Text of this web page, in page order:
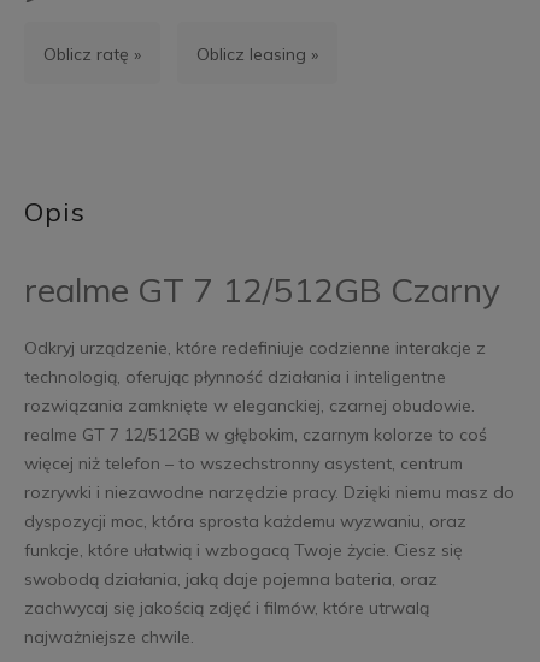
Oblicz ratę » Oblicz leasing »
Opis
realme GT 7 12/512GB Czarny
Odkryj urządzenie, które redefiniuje codzienne interakcje z
technologią, oferując płynność działania i inteligentne
rozwiązania zamknięte w eleganckiej, czarnej obudowie.
realme GT 7 12/512GB w głębokim, czarnym kolorze to coś
więcej niż telefon – to wszechstronny asystent, centrum
rozrywki i niezawodne narzędzie pracy. Dzięki niemu masz do
dyspozycji moc, która sprosta każdemu wyzwaniu, oraz
funkcje, które ułatwią i wzbogacą Twoje życie. Ciesz się
swobodą działania, jaką daje pojemna bateria, oraz
zachwycaj się jakością zdjęć i filmów, które utrwalą
najważniejsze chwile.